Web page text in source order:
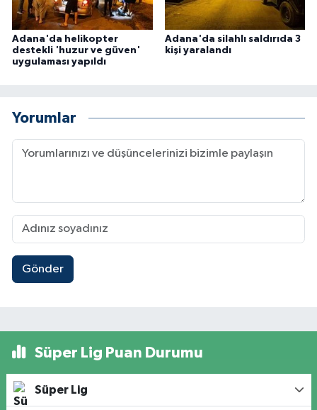
Adana'da helikopter
destekli 'huzur ve güven'
uygulaması yapıldı
Adana'da silahlı saldırıda 3
kişi yaralandı
Yorumlar
Gönder
Süper Lig Puan Durumu
Süper Lig